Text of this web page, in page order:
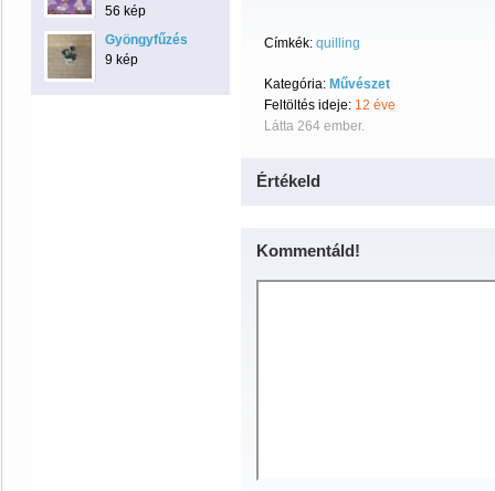
56 kép
Gyöngyfűzés
9 kép
Címkék: quilling
Kategória: Művészet
Feltöltés ideje: 12 éve
Látta 264 ember.
Értékeld
Kommentáld!